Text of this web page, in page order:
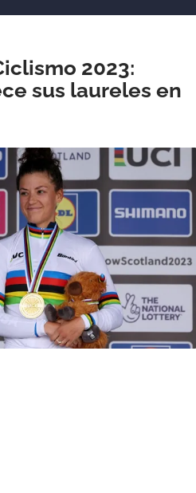
2023:
sus laureles en